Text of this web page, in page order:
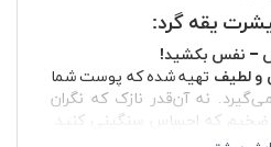
یقه گرد:
و لطیف تهیه شده که پوست شما
نه آن‌قدر نازک که نگران
ضخیم که احساس سنگینی کنید.
روزهای سال.